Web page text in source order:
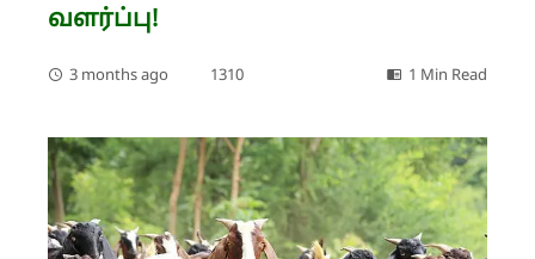
வளர்ப்பு!
3 months ago 1310 1 Min Read